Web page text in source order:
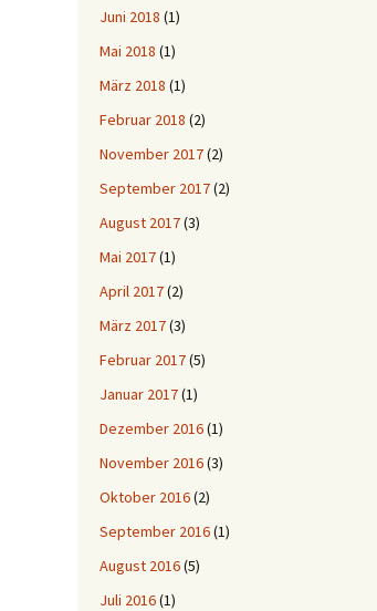
Juni 2018 (1)
Mai 2018 (1)
März 2018 (1)
Februar 2018 (2)
November 2017(2)
September 2017(2)
August 2017(3)
Mai 2017(1)
April 2017(2)
März 2017(3)
Februar 2017(5)
Januar 2017(1)
Dezember 2016(1)
November 2016(3)
Oktober 2016(2)
September 2016(1)
August 2016(5)
Juli 2016(1)